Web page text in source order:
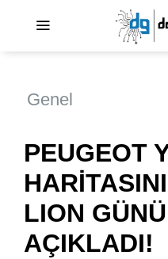
Genel
PEUGEOT
LION
AÇIKLADI!